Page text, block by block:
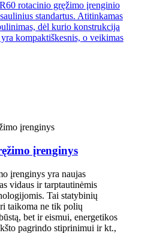
įrenginys
įrenginys yra naujas
vidaus ir tarptautinėmis
Tai statybinių
taikoma ne tik polių
bet ir eismui, energetikos
pagrindo stiprinimui ir kt.,